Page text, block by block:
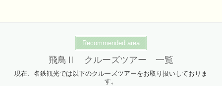
Recommended area
飛鳥Ⅱ クルーズツアー 一覧
現在、名鉄観光では以下のクルーズツアーをお取り扱いしておりま
す。